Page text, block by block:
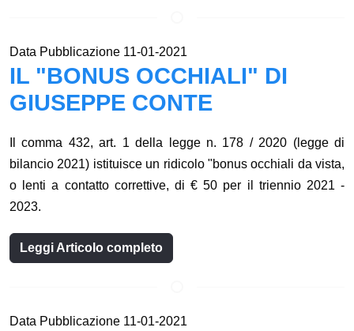
Data Pubblicazione 11-01-2021
IL "BONUS OCCHIALI" DI
GIUSEPPE CONTE
Il comma 432, art. 1 della legge n. 178 / 2020 (legge di
bilancio 2021) istituisce un ridicolo "bonus occhiali da vista,
o lenti a contatto correttive, di € 50 per il triennio 2021 -
2023.
Leggi Articolo completo
Data Pubblicazione 11-01-2021